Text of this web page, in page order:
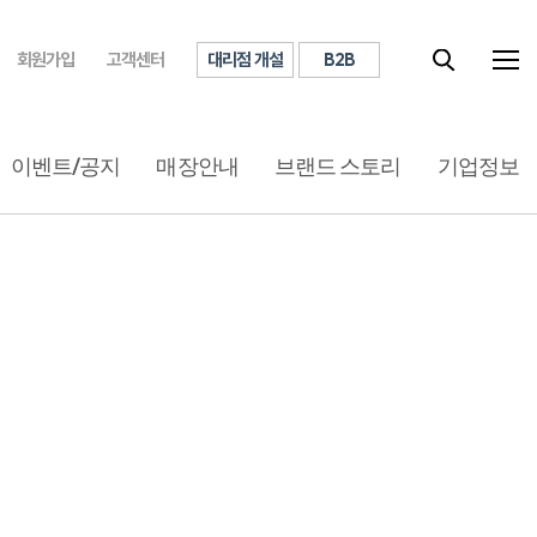
회원가입 고객센터 대리점 개설 B2B
이벤트/공지 매장안내 브랜드 스토리 기업정보